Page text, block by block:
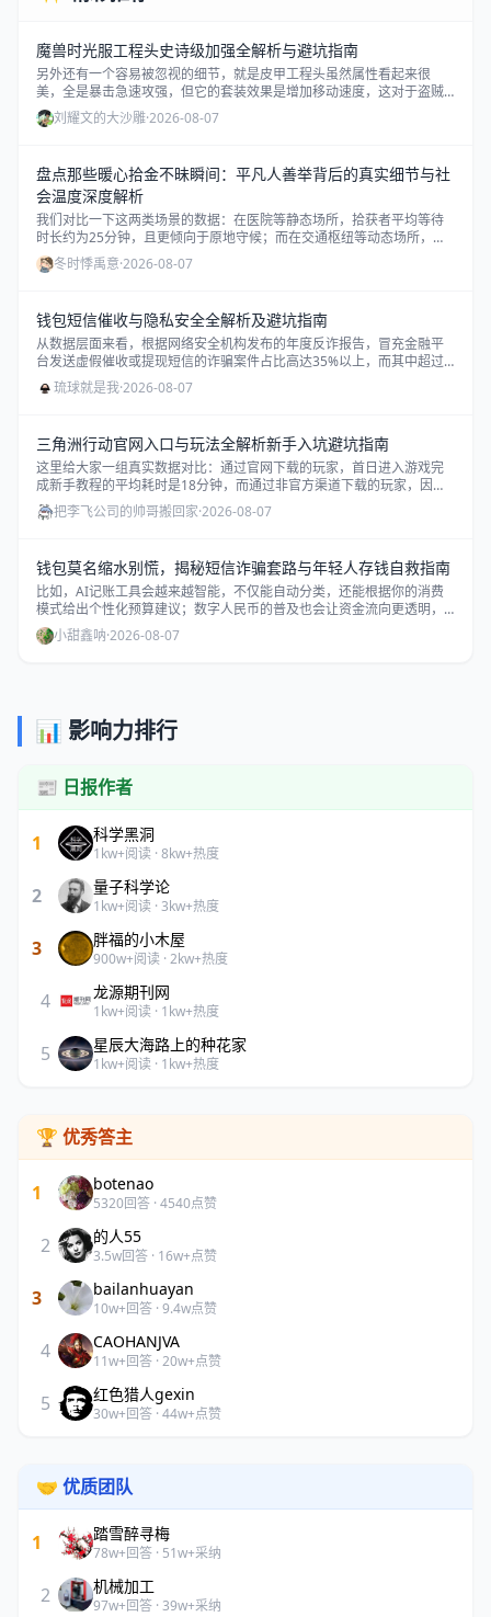
魔兽时光服工程头史诗级加强全解析与避坑指南
另外还有一个容易被忽视的细节，就是皮甲工程头虽然属性看起来很
美，全是暴击急速攻强，但它的套装效果是增加移动速度，这对于盗贼
和小德来说，在特定场景下（比如跑酷、转火）有奇效，但在纯木桩
BOSS战中，收益远不如锁甲头的攻速加成。
刘耀文的大沙雕·2026-08-07
盘点那些暖心拾金不昧瞬间：平凡人善举背后的真实细节与社
会温度深度解析
我们对比一下这两类场景的数据：在医院等静态场所，拾获者平均等待
时长约为25分钟，且更倾向于原地守候；而在交通枢纽等动态场所，平
均等待时长虽缩短至18分钟左右，但后续协助寻找的参与度却高出30%
以上。冬时悸禹意·2026-08-07
钱包短信催收与隐私安全全解析及避坑指南
从数据层面来看，根据网络安全机构发布的年度反诈报告，冒充金融平
台发送虚假催收或提现短信的诈骗案件占比高达35%以上，而其中超过
60%的受害者是因为点击了短信内的短链接导致信息泄露或直接转账被
骗。琉球就是我·2026-08-07
三角洲行动官网入口与玩法全解析新手入坑避坑指南
这里给大家一组真实数据对比：通过官网下载的玩家，首日进入游戏完
成新手教程的平均耗时是18分钟，而通过非官方渠道下载的玩家，因为
要处理各种兼容性问题、热更新失败重下等破事，平均耗时高达45分
钟，整整多浪费半小时青春。
把李飞公司的帅哥搬回家·2026-08-07
钱包莫名缩水别慌，揭秘短信诈骗套路与年轻人存钱自救指南
比如，AI记账工具会越来越智能，不仅能自动分类，还能根据你的消费
模式给出个性化预算建议；数字人民币的普及也会让资金流向更透明，
减少被盗刷风险；更重要的是，财商教育正在从“选修课”变成“必修课”，
越来越多的学校和社区开始教年轻人如何识别诈骗、规划现金流。
小甜鑫呐·2026-08-07
📊 影响力排行
📰 日报作者
1 科学黑洞
1kw+阅读 · 8kw+热度
2 量子科学论
1kw+阅读 · 3kw+热度
3 胖福的小木屋
900w+阅读 · 2kw+热度
4 龙源期刊网
1kw+阅读 · 1kw+热度
5 星辰大海路上的种花家
1kw+阅读 · 1kw+热度
🏆 优秀答主
1 botenao
5320回答 · 4540点赞
2 的人55
3.5w回答 · 16w+点赞
3 bailanhuayan
10w+回答 · 9.4w点赞
4 CAOHANJVA
11w+回答 · 20w+点赞
5 红色猎人gexin
30w+回答 · 44w+点赞
🤝 优质团队
1 踏雪醉寻梅
78w+回答 · 51w+采纳
2 机械加工
97w+回答 · 39w+采纳